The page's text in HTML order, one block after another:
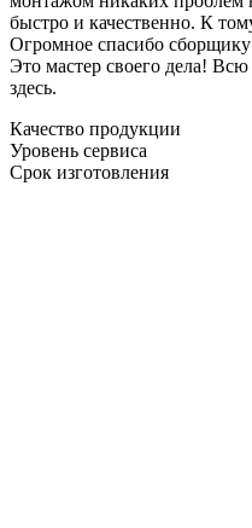
быстро и качественно. К
Огромное спасибо сборщику
Это мастер своего дела! Всю
здесь.
Качество продукции
Уровень сервиса
Срок изготовления